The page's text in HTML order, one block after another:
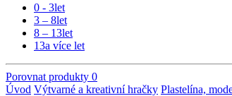
0 - 3let
3 – 8let
8 – 13let
13a více let
Porovnat produkty 0
Úvod Výtvarné a kreativní hračky Plastelína,